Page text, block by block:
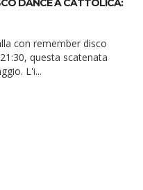
DANCE A CATTOLICA:
questa scatenata
L'i...